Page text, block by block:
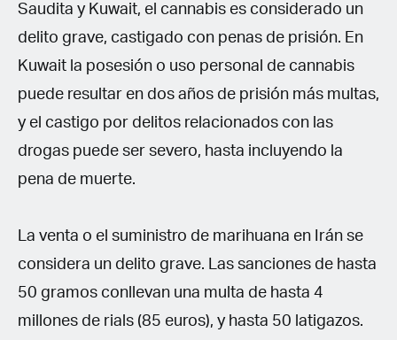
Saudita y Kuwait, el cannabis es considerado un
delito grave, castigado con penas de prisión. En
Kuwait la posesión o uso personal de cannabis
puede resultar en dos años de prisión más multas,
y el castigo por delitos relacionados con las
drogas puede ser severo, hasta incluyendo la
pena de muerte.
La venta o el suministro de marihuana en Irán se
considera un delito grave. Las sanciones de hasta
50 gramos conllevan una multa de hasta 4
millones de rials (85 euros), y hasta 50 latigazos.